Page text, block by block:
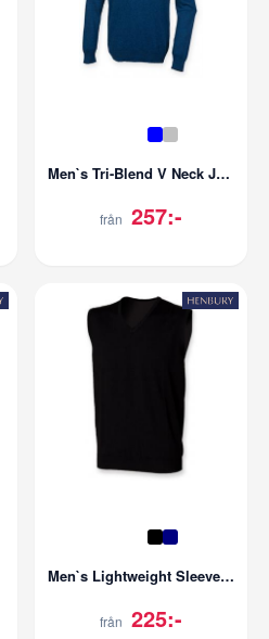
Men`s Tri-Blend V Neck Jumper
från 257:-
Men`s Lightweight Sleeveless V-Neck Jumper
från 225:-